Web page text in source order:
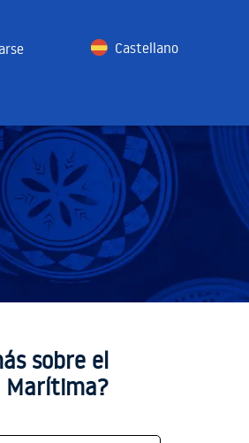
Castellano
sobre el
Marítima?